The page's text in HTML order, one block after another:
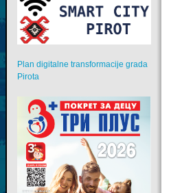
Plan digitalne transformacije grada
Pirota